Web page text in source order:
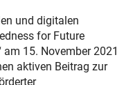
und digitalen
for Future
15. November 2021
aktiven Beitrag zur